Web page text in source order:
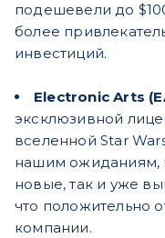
подешевели до
более
инвестиций.
Electronic Arts
эксклюзивной
вселенной Star
нашим ожиданиям,
новые, так и уже
что положительно
компании.